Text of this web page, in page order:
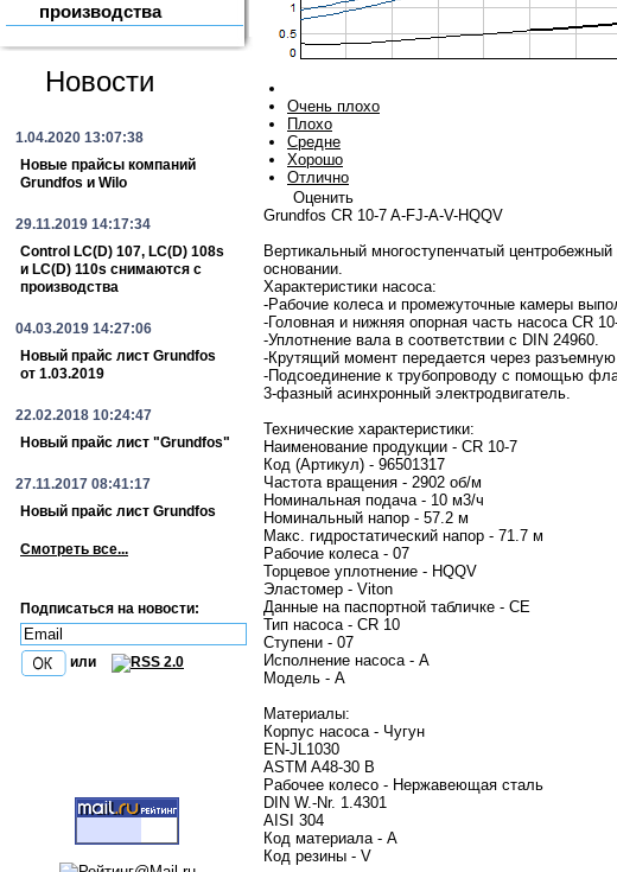
производства
Новости
1.04.2020 13:07:38
Новые прайсы компаний
Grundfos и Wilo
29.11.2019 14:17:34
Control LC(D) 107, LC(D) 108s
и LC(D) 110s снимаются с
производства
04.03.2019 14:27:06
Новый прайс лист Grundfos
от 1.03.2019
22.02.2018 10:24:47
Новый прайс лист "Grundfos"
27.11.2017 08:41:17
Новый прайс лист Grundfos
Смотреть все...
Подписаться на новости:
или
Очень плохо
Плохо
Средне
Хорошо
Отлично
Оценить
Grundfos CR 10-7 A-FJ-A-V-HQQV
Вертикальный многоступенчатый
основании.
Характеристики насоса:
-Рабочие колеса и промежуточные камеры
-Головная и нижняя опорная часть насоса CR
-Уплотнение вала в соответствии с DIN 24960.
-Крутящий момент передается через
-Подсоединение к трубопроводу с помощью
3-фазный асинхронный электродвигатель.
Технические характеристики:
Наименование продукции - CR 10-7
Код (Артикул) - 96501317
Частота вращения - 2902 об/м
Номинальная подача - 10 м3/ч
Номинальный напор - 57.2 м
Макс. гидростатический напор - 71.7 м
Рабочие колеса - 07
Торцевое уплотнение - HQQV
Эластомер - Viton
Данные на паспортной табличке - CE
Тип насоса - CR 10
Ступени - 07
Исполнение насоса - A
Модель - A
Материалы:
Корпус насоса - Чугун
EN-JL1030
ASTM A48-30 B
Рабочее колесо - Нержавеющая сталь
DIN W.-Nr. 1.4301
AISI 304
Код материала - A
Код резины - V